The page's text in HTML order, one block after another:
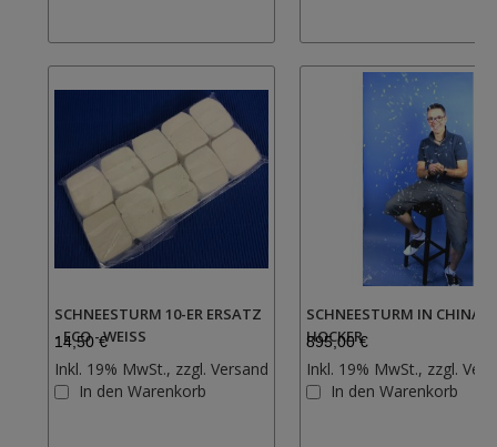
SCHNEESTURM 10-ER ERSATZ
- ECO - WEISS
14,50 €
Inkl. 19% MwSt., zzgl. Versand
In den Warenkorb
SCHNEESTURM IN CHINA -
HOCKER
895,00 €
Inkl. 19% MwSt., zzgl.
In den Warenkorb